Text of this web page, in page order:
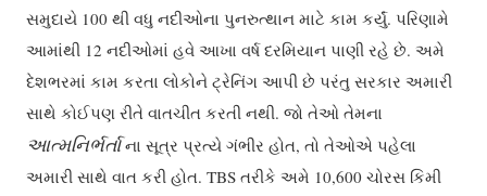
સમુદાયે 100 થી વધુ નદીઓના પુનરુત્થાન માટે કામ કર્યું. પરિણામે
આમાંથી 12 નદીઓમાં હવે આખા વર્ષ દરમિયાન પાણી રહે છે. અમે
દેશભરમાં કામ કરતા લોકોને ટ્રેનિંગ આપી છે પરંતુ સરકાર અમારી
સાથે કોઈપણ રીતે વાતચીત કરતી નથી. જો તેઓ તેમના
આત્મનિર્ભર્તાના સૂત્ર પ્રત્યે ગંભીર હોત, તો તેઓએ પહેલા
અમારી સાથે વાત કરી હોત. TBS તરીકે અમે 10,600 ચોરસ કિમી